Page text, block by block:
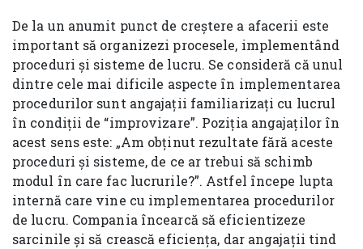
De la un anumit punct de creștere a afacerii este
important să organizezi procesele, implementând
proceduri și sisteme de lucru. Se consideră că unul
dintre cele mai dificile aspecte în implementarea
procedurilor sunt angajații familiarizați cu lucrul
în condiții de “improvizare”. Poziția angajaților în
acest sens este: „Am obținut rezultate fără aceste
proceduri și sisteme, de ce ar trebui să schimb
modul în care fac lucrurile?”. Astfel începe lupta
internă care vine cu implementarea procedurilor
de lucru. Compania încearcă să eficientizeze
sarcinile și să crească eficiența, dar angajații tind